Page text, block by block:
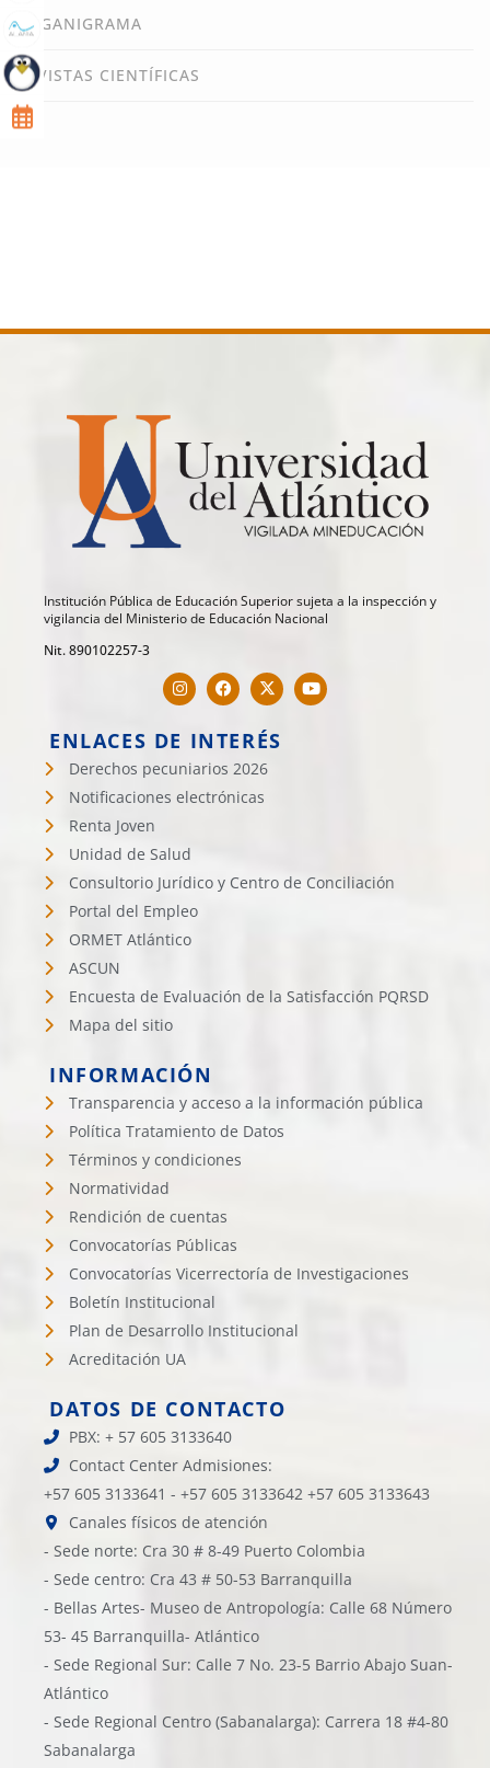
ORGANIGRAMA
REVISTAS CIENTÍFICAS
Institución Pública de Educación Superior sujeta a la inspección y
vigilancia del Ministerio de Educación Nacional
Nit. 890102257-3
ENLACES DE INTERÉS
Derechos pecuniarios 2026
Notificaciones electrónicas
Renta Joven
Unidad de Salud
Consultorio Jurídico y Centro de Conciliación
Portal del Empleo
ORMET Atlántico
ASCUN
Encuesta de Evaluación de la Satisfacción PQRSD
Mapa del sitio
INFORMACIÓN
Transparencia y acceso a la información pública
Política Tratamiento de Datos
Términos y condiciones
Normatividad
Rendición de cuentas
Convocatorías Públicas
Convocatorías Vicerrectoría de Investigaciones
Boletín Institucional
Plan de Desarrollo Institucional
Acreditación UA
DATOS DE CONTACTO
PBX: + 57 605 3133640
Contact Center Admisiones:
+57 605 3133641 - +57 605 3133642 +57 605 3133643
Canales físicos de atención
- Sede norte: Cra 30 # 8-49 Puerto Colombia
- Sede centro: Cra 43 # 50-53 Barranquilla
- Bellas Artes- Museo de Antropología: Calle 68 Número
53- 45 Barranquilla- Atlántico
- Sede Regional Sur: Calle 7 No. 23-5 Barrio Abajo Suan-
Atlántico
- Sede Regional Centro (Sabanalarga): Carrera 18 #4-80
Sabanalarga